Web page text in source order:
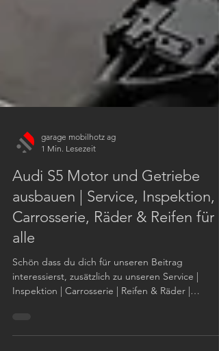
1 Min. Lesezeit
Audi S5 Motor und Getriebe
ausbauen | Service, Inspektion,
Carrosserie, Räder & Reifen für
alle
Schön dass du dich für unseren Beitrag
interessierst, zusätzlich zu unseren Service |